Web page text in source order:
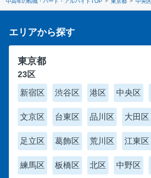
中高年の転職・パート・アルバイトTOP 東京都 中央区
エリアから探す
東京都
23区
新宿区
渋谷区 港区 中央区
文京区 台東区 品川区 大田区
足立区 葛飾区 荒川区 江東区
練馬区 板橋区 北区 中野区